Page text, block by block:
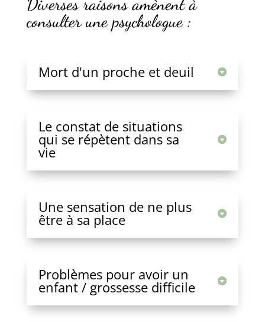
consulter une psychologue :
Mort d'un proche et deuil
Le constat de situations
qui se répètent dans sa
vie
Une sensation de ne plus
être à sa place
Problèmes pour avoir un
enfant / grossesse difficile